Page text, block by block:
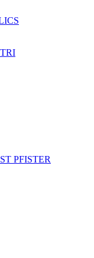
PFISTER